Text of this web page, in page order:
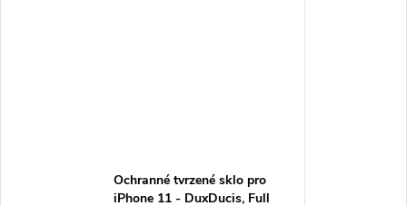
Ochranné tvrzené sklo pro
iPhone 11 - DuxDucis, Full